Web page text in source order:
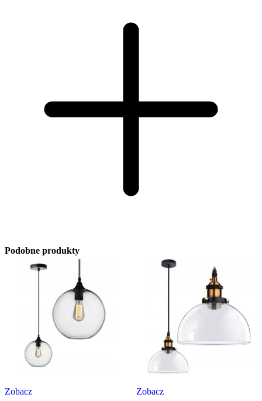
Podobne produkty
Zobacz
Zobacz